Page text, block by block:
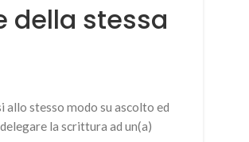
della stessa
stesso modo su ascolto ed
la scrittura ad un(a)